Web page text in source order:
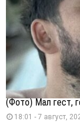
(Фото) Мал гест,
18:01 - 7 август,